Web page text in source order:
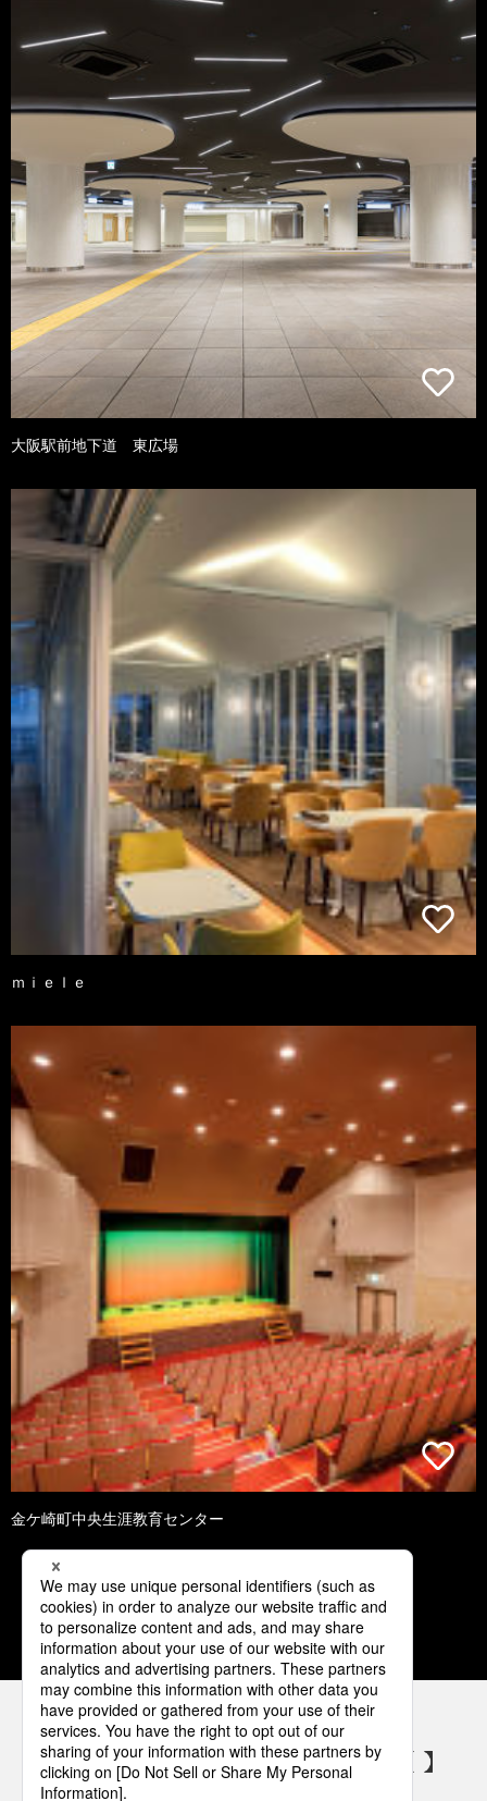
大阪駅前地下道 東広場
ｍｉｅｌｅ
金ケ崎町中央生涯教育センター
1 2 3 4 5
パナソニックの電気設備 SNSアカウント